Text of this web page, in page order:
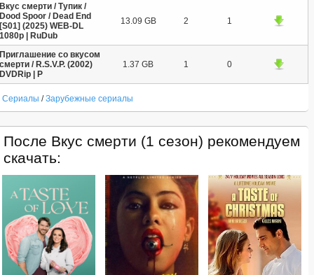
Вкус смерти / Тупик /
Dood Spoor / Dead End
[S01] (2025) WEB-DL
1080p | RuDub
13.09 GB 2 1
Приглашение со вкусом
смерти / R.S.V.P. (2002)
DVDRip | P
1.37 GB 1 0
Сериалы /Зарубежные сериалы
После Вкус смерти (1 сезон) рекомендуем
скачать: